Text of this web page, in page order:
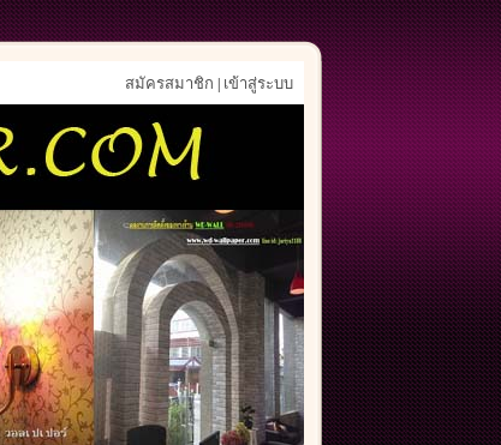
สมัครสมาชิก เข้าสู่ระบบ